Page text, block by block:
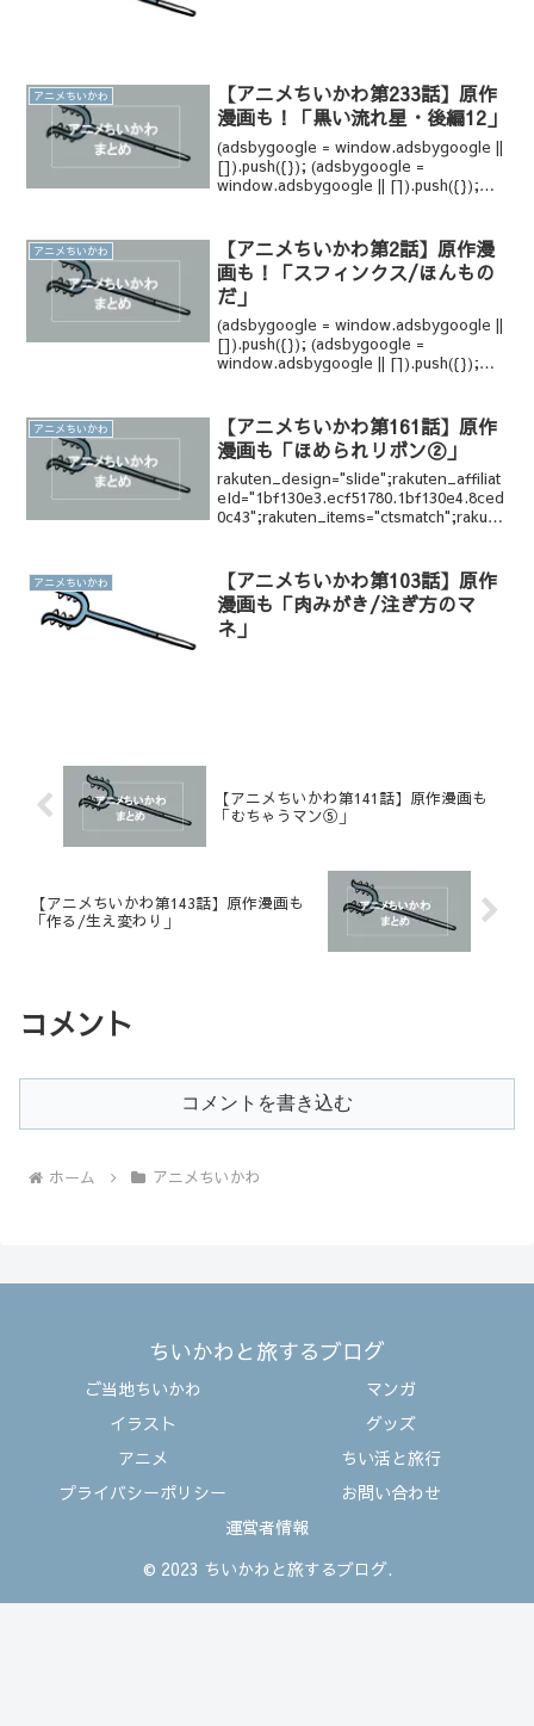
アニメちいかわ
【アニメちいかわ第233話】原作
漫画も！「黒い流れ星・後編12」
(adsbygoogle = window.adsbygoogle ||
[]).push({}); (adsbygoogle =
window.adsbygoogle || []).push({});
アニメちいかわ
【アニメちいかわ第2話】原作漫
画も！「スフィンクス/ほんもの
だ」
(adsbygoogle = window.adsbygoogle ||
[]).push({}); (adsbygoogle =
window.adsbygoogle || []).push({});
アニメちいかわ
【アニメちいかわ第161話】原作
漫画も「ほめられリボン②」
rakuten_design="slide";rakuten_affiliat
eId="1bf130e3.ecf51780.1bf130e4.8ced
0c43";rakuten_items="ctsmatch";rakute
アニメちいかわ
【アニメちいかわ第103話】原作
漫画も「肉みがき/注ぎ方のマ
ネ」
【アニメちいかわ第141話】原作漫画も
「むちゃうマン⑤」
【アニメちいかわ第143話】原作漫画も
「作る/生え変わり」
コメント
コメントを書き込む
ホーム アニメちいかわ
ちいかわと旅するブログ
ご当地ちいかわ
マンガ
イラスト
グッズ
アニメ
ちい活と旅行
プライバシーポリシー
お問い合わせ
運営者情報
© 2023 ちいかわと旅するブログ.